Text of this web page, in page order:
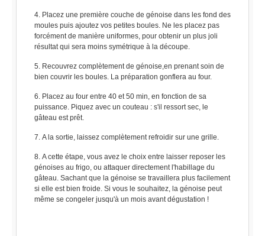
Placez une première couche de génoise dans les fond des
moules puis ajoutez vos petites boules. Ne les placez pas
forcément de manière uniformes, pour obtenir un plus joli
résultat qui sera moins symétrique à la découpe.
Recouvrez complètement de génoise,en prenant soin de
bien couvrir les boules. La préparation gonflera au four.
Placez au four entre 40 et 50 min, en fonction de sa
puissance. Piquez avec un couteau : s'il ressort sec, le
gâteau est prêt.
A la sortie, laissez complètement refroidir sur une grille.
A cette étape, vous avez le choix entre laisser reposer les
génoises au frigo, ou attaquer directement l'habillage du
gâteau. Sachant que la génoise se travaillera plus facilement
si elle est bien froide. Si vous le souhaitez, la génoise peut
même se congeler jusqu'à un mois avant dégustation !